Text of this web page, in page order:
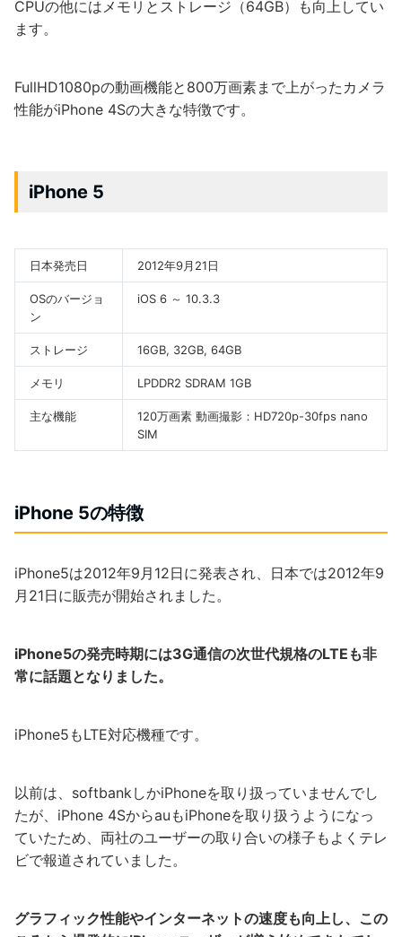
CPUの他にはメモリとストレージ（64GB）も向上してい
ます。
FullHD1080pの動画機能と800万画素まで上がったカメラ
性能がiPhone 4Sの大きな特徴です。
iPhone 5
日本発売日 2012年9月21日
OSのバージョ
ン
iOS 6 ～ 10.3.3
ストレージ 16GB, 32GB, 64GB
メモリ LPDDR2 SDRAM 1GB
主な機能
120万画素 動画撮影：HD720p-30fps nano
SIM
iPhone 5の特徴
iPhone5は2012年9月12日に発表され、日本では2012年9
月21日に販売が開始されました。
iPhone5の発売時期には3G通信の次世代規格のLTEも非
常に話題となりました。
iPhone5もLTE対応機種です。
以前は、softbankしかiPhoneを取り扱っていませんでし
たが、iPhone 4SからauもiPhoneを取り扱うようになっ
ていたため、両社のユーザーの取り合いの様子もよくテレ
ビで報道されていました。
グラフィック性能やインターネットの速度も向上し、この